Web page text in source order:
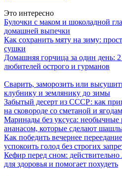
Это интересно
Булочки с маком и шоколадной
домашней выпечки
Как сохранить мяту на зиму:
сушки
Домашняя горчица за один день:
любителей острого и гурманов
Сварить, заморозить или
клубнику и землянику до зимы
Забытый десерт из СССР: как
на сковороде со сметаной и
Маринады без уксуса: необычные
ананасом, которые сделают
Как победить вечернее
успокоить голод без строгих
Кефир перед сном: действительно
для здоровья и помогает похудеть